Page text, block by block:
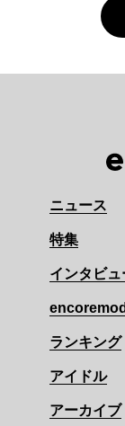
ニュース
特集
インタビュ
ランキング
アイドル
アーカイブ